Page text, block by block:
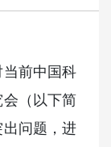
前中国科
（以下简
问题，进